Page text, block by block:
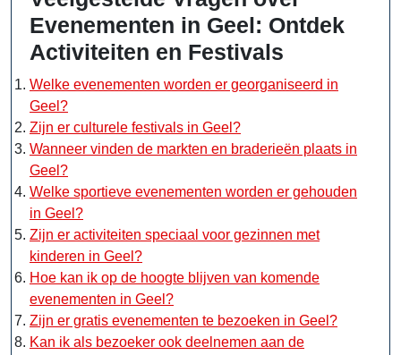
Evenementen in Geel: Ontdek
Activiteiten en Festivals
Welke evenementen worden er georganiseerd in
Geel?
Zijn er culturele festivals in Geel?
Wanneer vinden de markten en braderieën plaats in
Geel?
Welke sportieve evenementen worden er gehouden
in Geel?
Zijn er activiteiten speciaal voor gezinnen met
kinderen in Geel?
Hoe kan ik op de hoogte blijven van komende
evenementen in Geel?
Zijn er gratis evenementen te bezoeken in Geel?
Kan ik als bezoeker ook deelnemen aan de